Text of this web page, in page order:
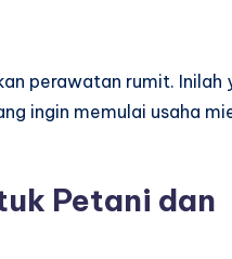
perawatan rumit. Inilah
ingin memulai usaha
Petani dan